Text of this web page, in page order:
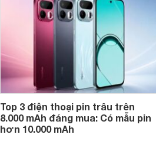
Top 3 điện thoại pin trâu trên
8.000 mAh đáng mua: Có mẫu pin
hơn 10.000 mAh